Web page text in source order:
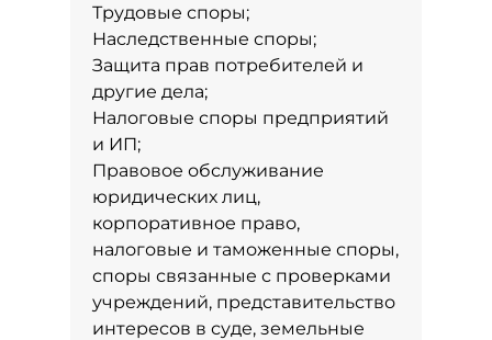
Трудовые споры;
Наследственные споры;
Защита прав потребителей и
другие дела;
Налоговые споры предприятий
и ИП;
Правовое обслуживание
юридических лиц,
корпоративное право,
налоговые и таможенные споры,
споры связанные с проверками
учреждений, представительство
интересов в суде, земельные